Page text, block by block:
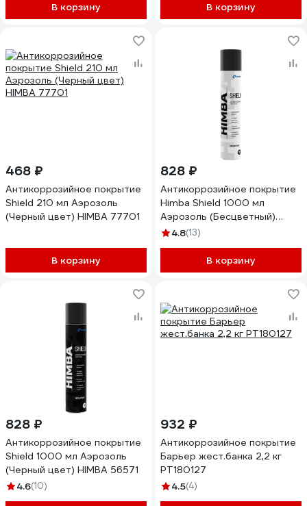
В корзину В корзину
468 ₽
Антикоррозийное покрытие
Shield 210 мл Аэрозоль
(Черный цвет) HIMBA 77701
В корзину
828 ₽
Антикоррозийное покрытие
Himba Shield 1000 мл
Аэрозоль (Бесцветный)
56570
4.8(13)
В корзину
828 ₽
Антикоррозийное покрытие
Shield 1000 мл Аэрозоль
(Черный цвет) HIMBA 56571
4.6(10)
932 ₽
Антикоррозийное покрытие
Барьер жест.банка 2,2 кг
РТ180127
4.5(4)